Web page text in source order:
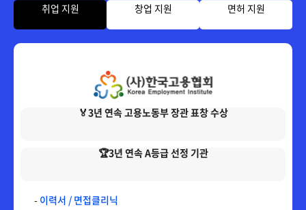
다다익선 150,000원
인간행동과사회환경
다다익선
취업 지원 창업 지원 면허 지원
🏅3년 연속 고용노동부 장관 표창 수상
🏆3년 연속 A등급 선정 기관
- 이력서 / 면접클리닉